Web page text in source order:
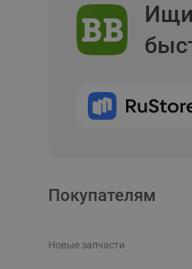
Покупателям
Новые запчасти